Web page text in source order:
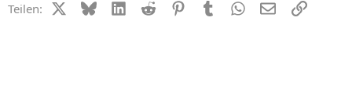
Teilen: X (Twitter)
BlueskyLinkedIn
Reddit PinterestTumblr WhatsApp
E-MailLink